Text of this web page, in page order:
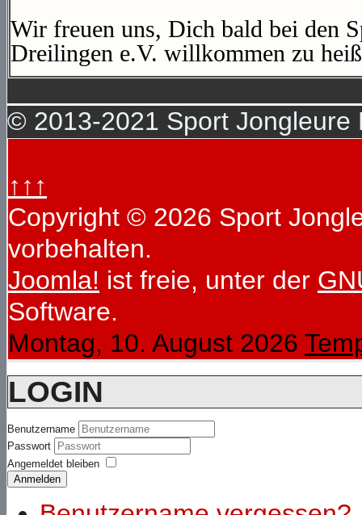
Wir freuen uns, Dich bald bei den
Dreilingen e.V. willkommen zu
© 2013-2021 Sport Jongleure
↑↑↑
Copyright © 2026 Sport
vorbehalten.
Joomla! ist freie, unter der
Software.
Montag, 10. August 2026
LOGIN
Benutzername
Passwort
Angemeldet bleiben
Anmelden